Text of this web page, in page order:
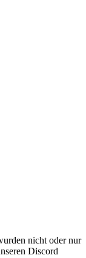
nicht oder nur
Discord